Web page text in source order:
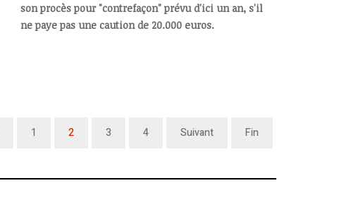
son procès pour "contrefaçon" prévu d'ici un an, s'il
ne paye pas une caution de 20.000 euros.
1 2 3 4 Suivant Fin